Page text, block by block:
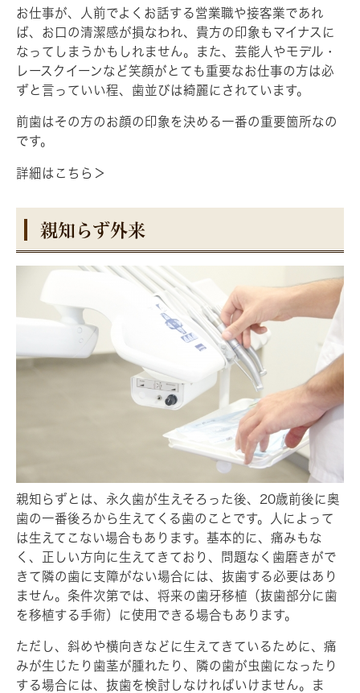
お仕事が、人前でよくお話する営業職や接客業であれ
ば、お口の清潔感が損なわれ、貴方の印象もマイナスに
なってしまうかもしれません。また、芸能人やモデル・
レースクイーンなど笑顔がとても重要なお仕事の方は必
ずと言っていい程、歯並びは綺麗にされています。
前歯はその方のお顔の印象を決める一番の重要箇所なの
です。
詳細はこちら＞
親知らず外来
親知らずとは、永久歯が生えそろった後、20歳前後に奥
歯の一番後ろから生えてくる歯のことです。人によって
は生えてこない場合もあります。基本的に、痛みもな
く、正しい方向に生えてきており、問題なく歯磨きがで
きて隣の歯に支障がない場合には、抜歯する必要はあり
ません。条件次第では、将来の歯牙移植（抜歯部分に歯
を移植する手術）に使用できる場合もあります。
ただし、斜めや横向きなどに生えてきているために、痛
みが生じたり歯茎が腫れたり、隣の歯が虫歯になったり
する場合には、抜歯を検討しなければいけません。ま